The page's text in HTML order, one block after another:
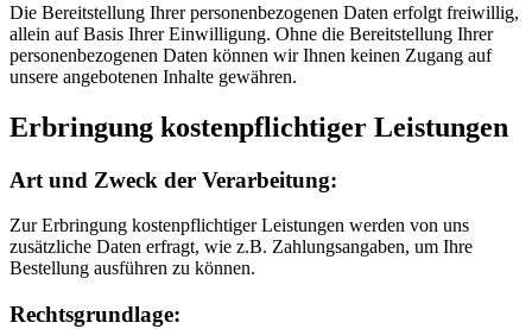
Die Bereitstellung Ihrer personenbezogenen Daten erfolgt freiwillig,
allein auf Basis Ihrer Einwilligung. Ohne die Bereitstellung Ihrer
personenbezogenen Daten können wir Ihnen keinen Zugang auf
unsere angebotenen Inhalte gewähren.
Erbringung kostenpflichtiger Leistungen
Art und Zweck der Verarbeitung:
Zur Erbringung kostenpflichtiger Leistungen werden von uns
zusätzliche Daten erfragt, wie z.B. Zahlungsangaben, um Ihre
Bestellung ausführen zu können.
Rechtsgrundlage: